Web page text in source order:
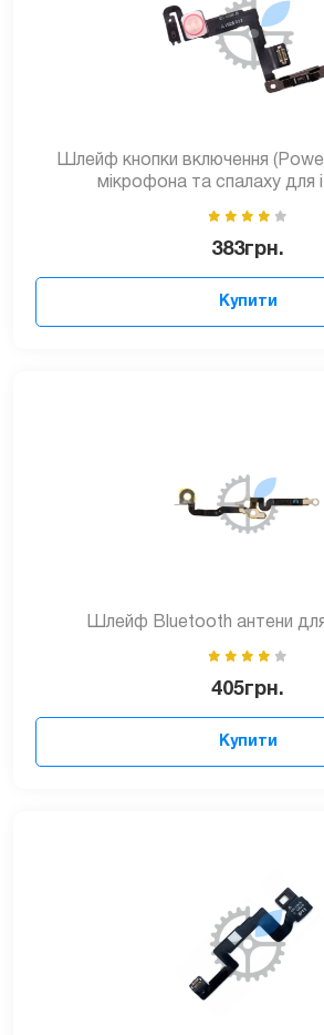
Шлейф кнопки включення
мікрофона та спалаху для
383грн.
Купити
Шлейф Bluetooth антени для
405грн.
Купити